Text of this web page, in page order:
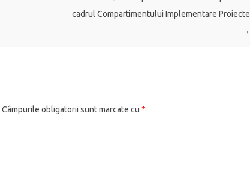
cadrul Compartimentului Implementare Proiecte
→
Câmpurile obligatorii sunt marcate cu *